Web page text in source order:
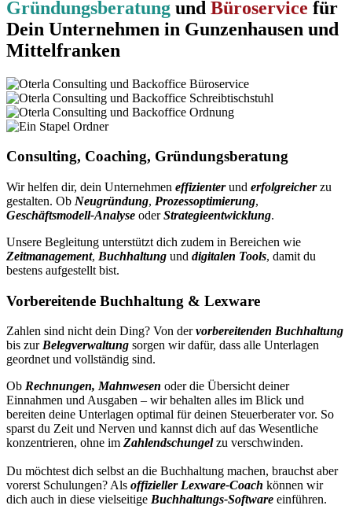
Gründungsberatung und Büroservice für
Dein Unternehmen in Gunzenhausen und
Mittelfranken
Consulting, Coaching, Gründungsberatung
Wir helfen dir, dein Unternehmen effizienter und erfolgreicher zu
gestalten. Ob Neugründung, Prozessoptimierung,
Geschäftsmodell-Analyse oderStrategieentwicklung.
Unsere Begleitung unterstützt dich zudem in Bereichen wie
Zeitmanagement, Buchhaltung und digitalen Tools, damit du
bestens aufgestellt bist.
Vorbereitende Buchhaltung & Lexware
Zahlen sind nicht dein Ding? Von dervorbereitenden Buchhaltung
bis zurBelegverwaltung sorgen wir dafür, dass alle Unterlagen
geordnet und vollständig sind.
Ob Rechnungen,Mahnwesen oder die Übersicht deiner
Einnahmen und Ausgaben – wir behalten alles im Blick und
bereiten deine Unterlagen optimal für deinen Steuerberater vor. So
sparst du Zeit und Nerven und kannst dich auf das Wesentliche
konzentrieren, ohne im Zahlendschungel zu verschwinden.
Du möchtest dich selbst an die Buchhaltung machen, brauchst aber
vorerst Schulungen? Als offizieller Lexware-Coach können wir
dich auch in diese vielseitige Buchhaltungs-Software einführen.